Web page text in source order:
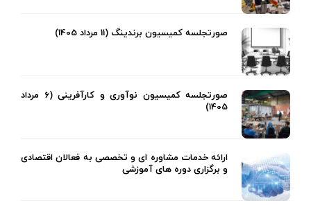
صورتجلسه کمیسیون برندینگ (11 مرداد 1405)
صورتجلسه کمیسیون نوآوری و کارآفرینی (6 مرداد
1405)
ارائه خدمات مشاوره ای و تخصصی به فعالان اقتصادی
و برگزاری دوره های آموزشی